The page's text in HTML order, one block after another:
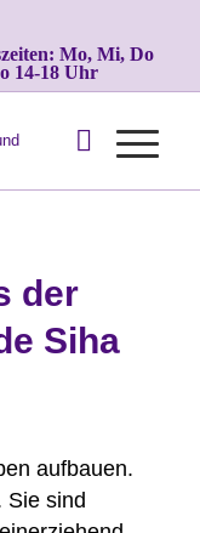
Mo, Mi, Do
14-18 Uhr
der
Siha
aufbauen.
Sie sind